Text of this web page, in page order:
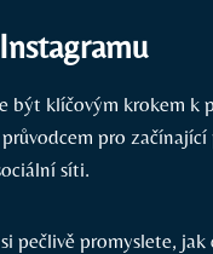
klíčovým krokem k
pro
síti.
pečlivě promyslete,